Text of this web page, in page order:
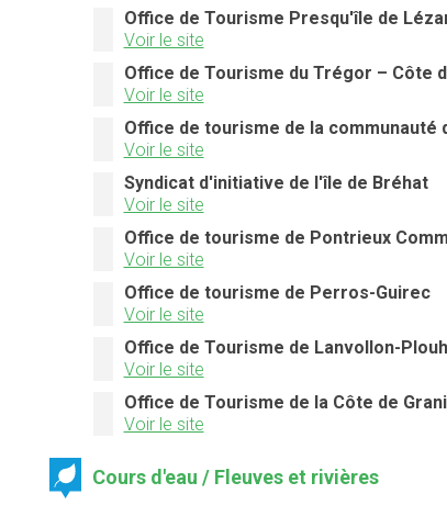
Office de Tourisme Presqu'île de
Voir le site
Office de Tourisme du Trégor – Côte
Voir le site
Office de tourisme de la communauté
Voir le site
Syndicat d'initiative de l'île de Bréhat
Voir le site
Office de tourisme de Pontrieux
Voir le site
Office de tourisme de Perros-Guirec
Voir le site
Office de Tourisme de Lanvollon-
Voir le site
Office de Tourisme de la Côte de
Voir le site
Cours d'eau / Fleuves et rivières